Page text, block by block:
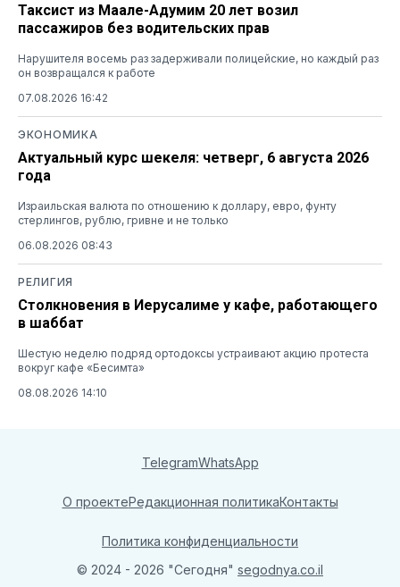
Таксист из Маале-Адумим 20 лет возил
пассажиров без водительских прав
Нарушителя восемь раз задерживали полицейские, но каждый раз
он возвращался к работе
07.08.2026 16:42
ЭКОНОМИКА
Актуальный курс шекеля: четверг, 6 августа 2026
года
Израильская валюта по отношению к доллару, евро, фунту
стерлингов, рублю, гривне и не только
06.08.2026 08:43
РЕЛИГИЯ
Столкновения в Иерусалиме у кафе, работающего
в шаббат
Шестую неделю подряд ортодоксы устраивают акцию протеста
вокруг кафе «Бесимта»
08.08.2026 14:10
TelegramWhatsApp
О проектеРедакционная политикаКонтакты
Политика конфиденциальности
© 2024 - 2026 "Сегодня" segodnya.co.il